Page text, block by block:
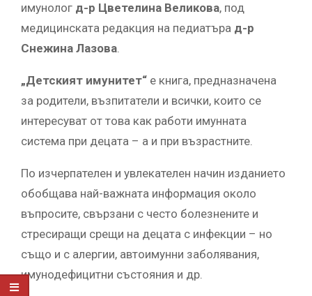
имунолог д-р Цветелина Великова, под
медицинската редакция на педиатъра д-р
Снежина Лазова.
„Детският имунитет“ е книга, предназначена
за родители, възпитатели и всички, които се
интересуват от това как работи имунната
система при децата – а и при възрастните.
По изчерпателен и увлекателен начин изданието
обобщава най-важната информация около
въпросите, свързани с често болезнените и
стресиращи срещи на децата с инфекции – но
също и с алергии, автоимунни заболявания,
имунодефицитни състояния и др.